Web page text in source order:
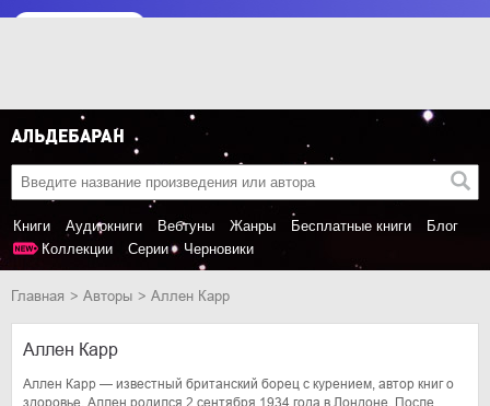
Книги Аудиокниги Вебтуны Жанры Бесплатные книги
Блог
Коллекции
Серии Черновики
Главная Авторы Аллен Карр
Аллен Карр
Аллен Карр — известный британский борец с курением, автор книг о
здоровье. Аллен родился 2 сентября 1934 года в Лондоне. После